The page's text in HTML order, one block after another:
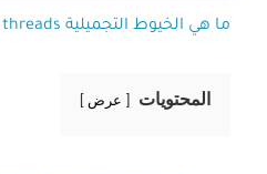
ما هي الخيوط التجميلية cosmetic threads؟
المحتويات عرض